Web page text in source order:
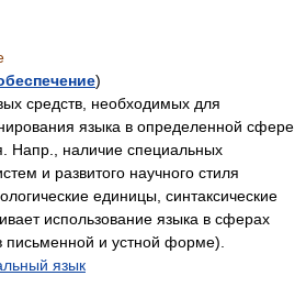
)
средств, необходимых для
языка в определенной сфере
Напр., наличие специальных
и развитого научного стиля
единицы, синтаксические
использование языка в сферах
письменной и устной форме).
язык